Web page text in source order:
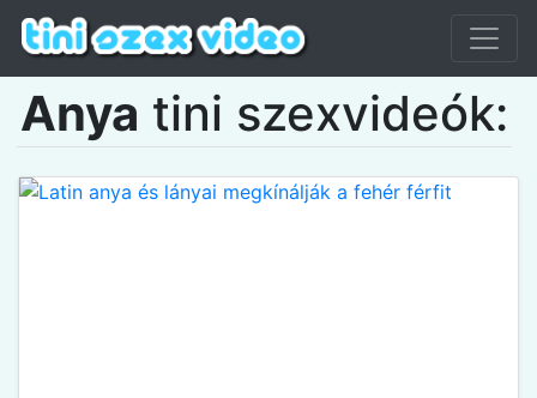
Anya tini szexvideók: